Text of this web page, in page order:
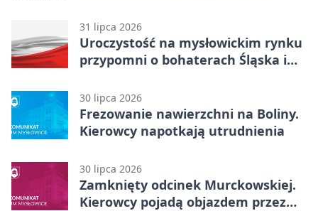
31 lipca 2026
Uroczystość na mysłowickim rynku
przypomni o bohaterach Śląska i
30 lipca 2026
Frezowanie nawierzchni na Boliny.
Kierowcy napotkają utrudnienia
30 lipca 2026
Zamknięty odcinek Murckowskiej.
Kierowcy pojadą objazdem przez